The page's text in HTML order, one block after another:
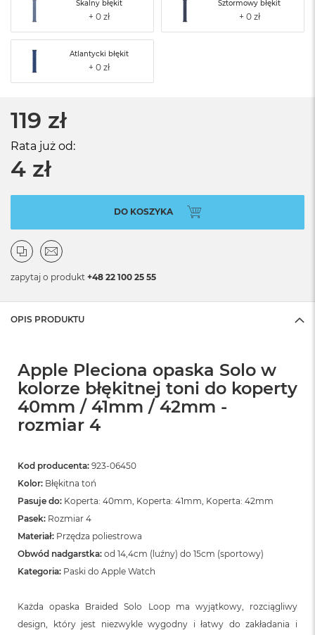
Skalny błękit Sztormowy błękit
Atlantycki błękit
119 zł
Rata już od:
4 zł
DO KOSZYKA
zapytaj o produkt +48 22 100 25 55
OPIS PRODUKTU
Apple Pleciona opaska Solo w
kolorze błękitnej toni do koperty
40mm / 41mm / 42mm -
rozmiar 4
Kod producenta: 923-06450
Kolor: Błękitna toń
Pasuje do: Koperta: 40mm, Koperta: 41mm, Koperta: 42mm
Pasek: Rozmiar 4
Materiał: Przędza poliestrowa
Obwód nadgarstka: od 14,4cm (luźny) do 15cm (sportowy)
Kategoria: Paski do Apple Watch
Każda opaska Braided Solo Loop ma wyjątkowy, rozciągliwy
design, który jest niezwykle wygodny i łatwy do zakładania i